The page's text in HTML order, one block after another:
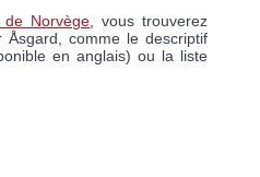
de Norvège , vous trouverez
comme le descriptif
en anglais) ou la liste